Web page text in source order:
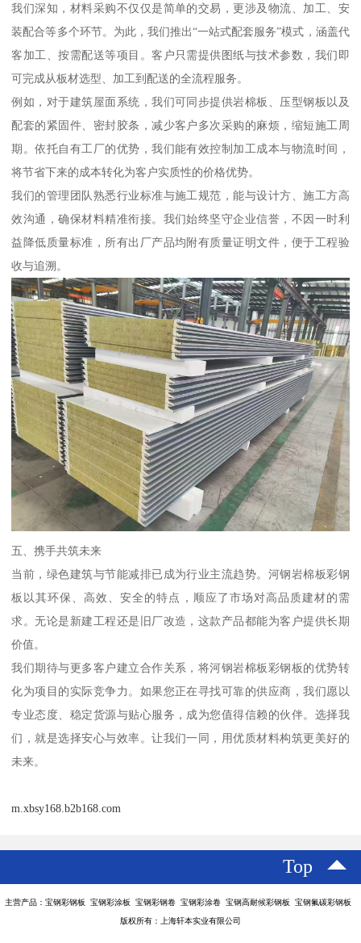
我们深知，材料采购不仅仅是简单的交易，更涉及物流、加工、安
装配合等多个环节。为此，我们推出“一站式配套服务”模式，涵盖代
客加工、按需配送等项目。客户只需提供图纸与技术参数，我们即
可完成从板材选型、加工到配送的全流程服务。
例如，对于建筑屋面系统，我们可同步提供岩棉板、压型钢板以及
配套的紧固件、密封胶条，减少客户多次采购的麻烦，缩短施工周
期。依托自有工厂的优势，我们能有效控制加工成本与物流时间，
将节省下来的成本转化为客户实质性的价格优势。
我们的管理团队熟悉行业标准与施工规范，能与设计方、施工方高
效沟通，确保材料精准衔接。我们始终坚守企业信誉，不因一时利
益降低质量标准，所有出厂产品均附有质量证明文件，便于工程验
收与追溯。
五、携手共筑未来
当前，绿色建筑与节能减排已成为行业主流趋势。河钢岩棉板彩钢
板以其环保、高效、安全的特点，顺应了市场对高品质建材的需
求。无论是新建工程还是旧厂改造，这款产品都能为客户提供长期
价值。
我们期待与更多客户建立合作关系，将河钢岩棉板彩钢板的优势转
化为项目的实际竞争力。如果您正在寻找可靠的供应商，我们愿以
专业态度、稳定货源与贴心服务，成为您值得信赖的伙伴。选择我
们，就是选择安心与效率。让我们一同，用优质材料构筑更美好的
未来。
m.xbsy168.b2b168.com
Top
主营产品：宝钢彩钢板 宝钢彩涂板 宝钢彩钢卷 宝钢彩涂卷 宝钢高耐候彩钢板 宝钢氟碳彩钢板
版权所有：上海轩本实业有限公司